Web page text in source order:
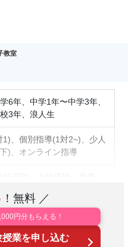
教室
6年、中学1年〜中学3年、
3年、浪人生
、個別指導(1対2~)、少人
)、オンライン指導
型選抜(旧AO)対策、推薦入
大対策、私大対策、共通
英検(英語検定)対策
！無料 ／
円分もらえる！
授業を申し込む